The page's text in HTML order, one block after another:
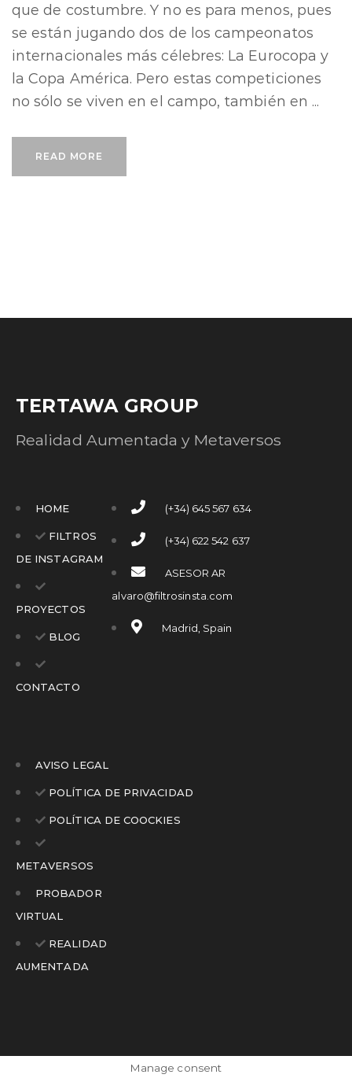
que de costumbre. Y no es para menos, pues
se están jugando dos de los campeonatos
internacionales más célebres: La Eurocopa y
la Copa América. Pero estas competiciones
no sólo se viven en el campo, también en ...
READ MORE
TERTAWA GROUP
Realidad Aumentada y Metaversos
HOME
FILTROS
DE INSTAGRAM
PROYECTOS
BLOG
CONTACTO
(+34) 645 567 634
(+34) 622 542 637
ASESOR AR
alvaro@filtrosinsta.com
Madrid, Spain
AVISO LEGAL
POLÍTICA DE PRIVACIDAD
POLÍTICA DE COOCKIES
METAVERSOS
PROBADOR
VIRTUAL
REALIDAD
AUMENTADA
Manage consent